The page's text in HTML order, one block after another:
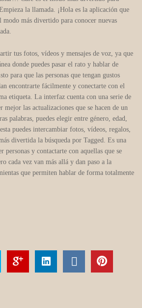
la llamada. ¡Hola es la aplicación que
modo más divertido para conocer nuevas
tus fotos, vídeos y mensajes de voz, ya que
donde puedes pasar el rato y hablar de
para que las personas que tengan gustos
encontrarte fácilmente y conectarte con el
etiqueta. La interfaz cuenta con una serie de
mejor las actualizaciones que se hacen de un
palabras, puedes elegir entre género, edad,
puedes intercambiar fotos, vídeos, regalos,
divertida la búsqueda por Tagged. Es una
personas y contactarte con aquellas que se
cada vez van más allá y dan paso a la
que permiten hablar de forma totalmente